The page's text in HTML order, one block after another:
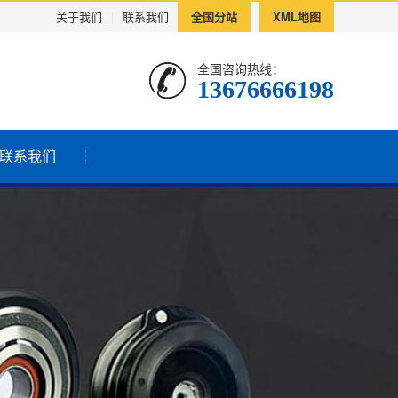
关于我们 联系我们 全国分站 XML地图
全国咨询热线：
13676666198
联系我们